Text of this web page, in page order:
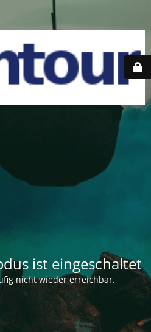
ist eingeschaltet
nicht wieder erreichbar.